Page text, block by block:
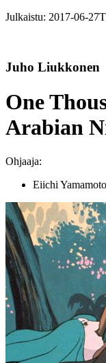
Julkaistu: 2017-06-
Juho Liukkonen
One
Arabian
Ohjaaja:
Eiichi Yamamoto